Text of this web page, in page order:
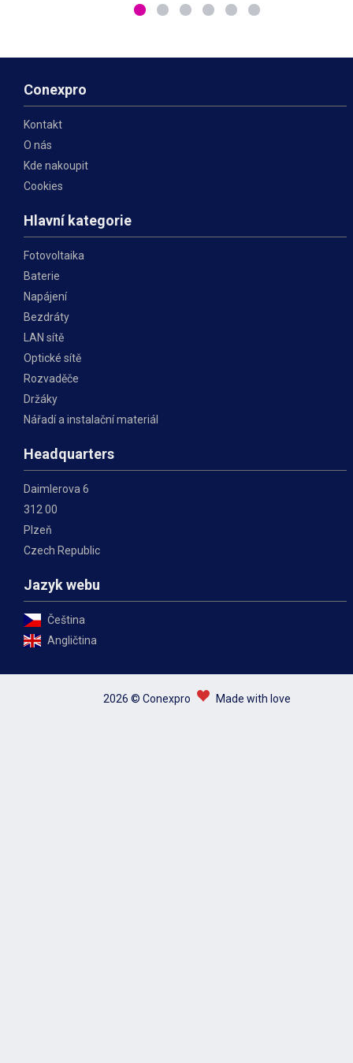
M8 konektorů pro snadné
zařízení. Baterie této řady je
Conexpro
Kontakt
O nás
Kde nakoupit
Cookies
Hlavní kategorie
Fotovoltaika
Baterie
Napájení
Bezdráty
LAN sítě
Optické sítě
Rozvaděče
Držáky
Nářadí a instalační materiál
Headquarters
Daimlerova 6
312 00
Plzeň
Czech Republic
Jazyk webu
Čeština
Angličtina
2026 © Conexpro Made with love